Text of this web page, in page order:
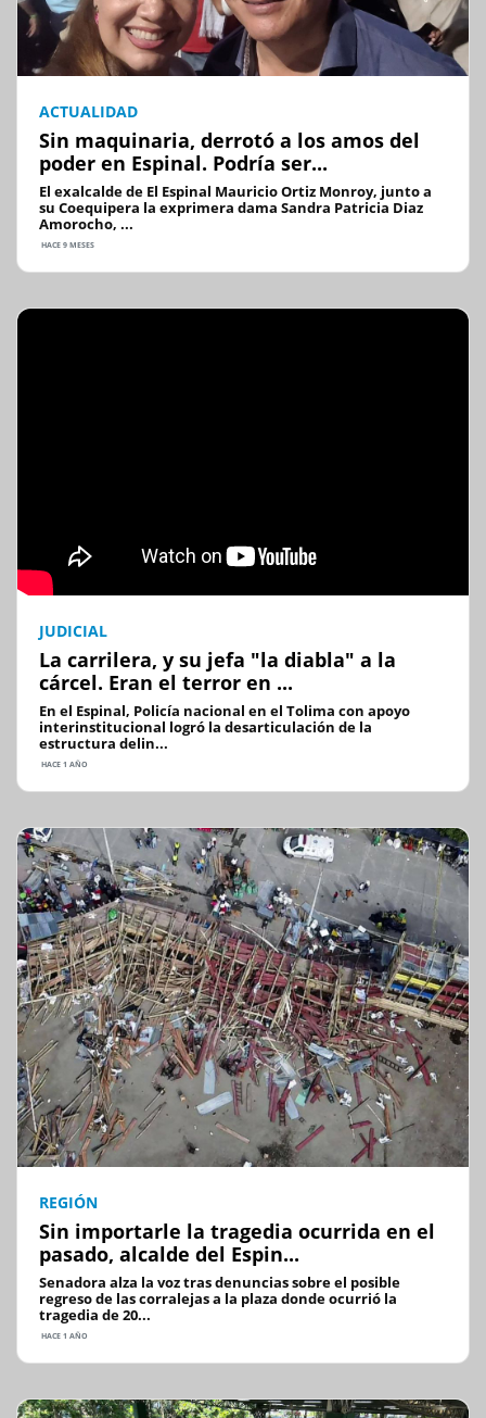
ACTUALIDAD
Sin maquinaria, derrotó a los amos del
poder en Espinal. Podría ser...
El exalcalde de El Espinal Mauricio Ortiz Monroy, junto a
su Coequipera la exprimera dama Sandra Patricia Diaz
Amorocho, ...
HACE 9 MESES
JUDICIAL
La carrilera, y su jefa "la diabla" a la
cárcel. Eran el terror en ...
En el Espinal, Policía nacional en el Tolima con apoyo
interinstitucional logró la desarticulación de la
estructura delin...
HACE 1 AÑO
REGIÓN
Sin importarle la tragedia ocurrida en el
pasado, alcalde del Espin...
Senadora alza la voz tras denuncias sobre el posible
regreso de las corralejas a la plaza donde ocurrió la
tragedia de 20...
HACE 1 AÑO